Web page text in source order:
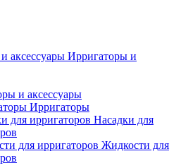
Ирригаторы и
и аксессуары
Ирригаторы
Насадки для
Жидкости для